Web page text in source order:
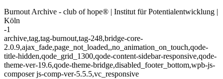
Burnout Archive - club of hope® | Institut für Potentialentwicklung |
Köln
-1
archive,tag,tag-burnout,tag-248,bridge-core-
2.0.9,ajax_fade,page_not_loaded,,no_animation_on_touch,qode-
title-hidden,qode_grid_1300,qode-content-sidebar-responsive,qode-
theme-ver-19.6,qode-theme-bridge,disabled_footer_bottom,wpb-js-
composer js-comp-ver-5.5.5,vc_responsive